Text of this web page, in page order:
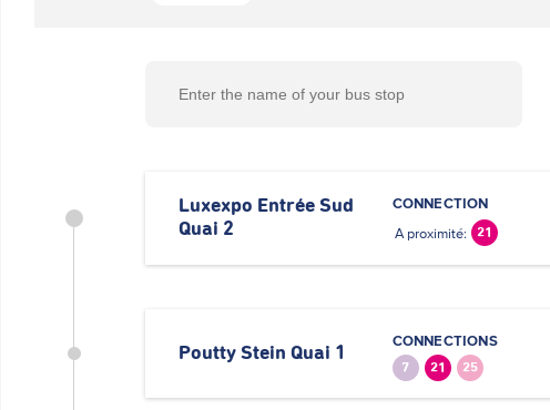
Luxexpo Entrée Sud
Quai 2
CONNECTION
A proximité:
21
Poutty Stein Quai 1
CONNECTIONS
7 21 25